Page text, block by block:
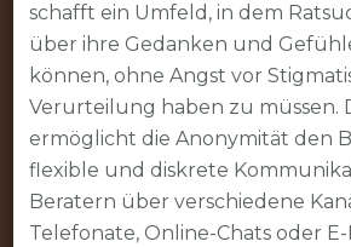
schafft ein Umfeld, in dem
über ihre Gedanken und
können, ohne Angst vor
Verurteilung haben zu müssen.
ermöglicht die Anonymität den
flexible und diskrete
Beratern über verschiedene
Telefonate, Online-Chats oder E-